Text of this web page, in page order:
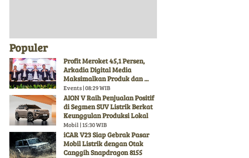
Populer
Profit Meroket 45,1 Persen,
Arkadia Digital Media
Maksimalkan Produk dan ...
Events | 08:29 WIB
AION V Raih Penjualan Positif
di Segmen SUV Listrik Berkat
Keunggulan Produksi Lokal
Mobil | 15:30 WIB
iCAR V23 Siap Gebrak Pasar
Mobil Listrik dengan Otak
Canggih Snapdragon 8155